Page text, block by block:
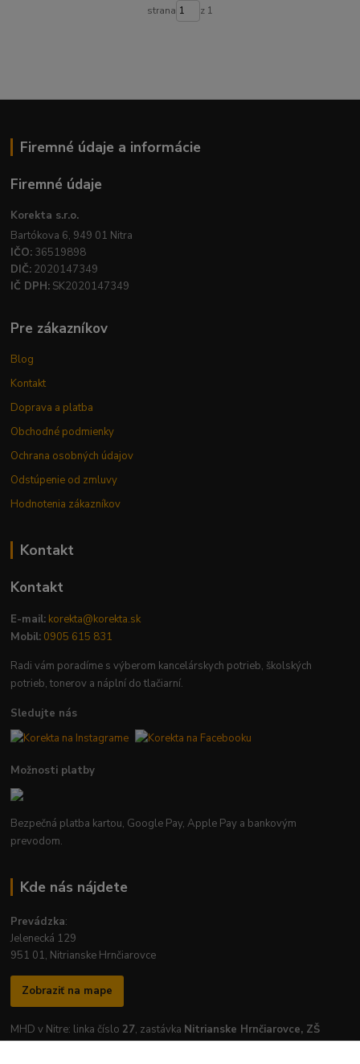
strana z 1
Firemné údaje a informácie
Firemné údaje
Korekta s.r.o.
Bartókova 6, 949 01 Nitra
IČO: 36519898
DIČ: 2020147349
IČ DPH: SK2020147349
Pre zákazníkov
Blog
Kontakt
Doprava a platba
Obchodné podmienky
Ochrana osobných údajov
Odstúpenie od zmluvy
Hodnotenia zákazníkov
Kontakt
Kontakt
E-mail: korekta@korekta.sk
Mobil: 0905 615 831
Radi vám poradíme s výberom kancelárskych potrieb, školských
potrieb, tonerov a náplní do tlačiarní.
Sledujte nás
Možnosti platby
Bezpečná platba kartou, Google Pay, Apple Pay a bankovým
prevodom.
Kde nás nájdete
Prevádzka:
Jelenecká 129
951 01, Nitrianske Hrnčiarovce
Zobraziť na mape
MHD v Nitre: linka číslo 27, zastávka Nitrianske Hrnčiarovce, ZŠ